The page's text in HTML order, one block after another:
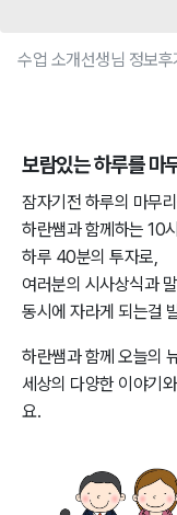
수업 소개선생님 정보후
보람있는 하루를 마
잠자기전 하루의 마무
하란쌤과 함께하는 10
하루 40분의 투자로,
여러분의 시사상식과
동시에 자라게 되는걸
하란쌤과 함께 오늘의
세상의 다양한 이야기
요.